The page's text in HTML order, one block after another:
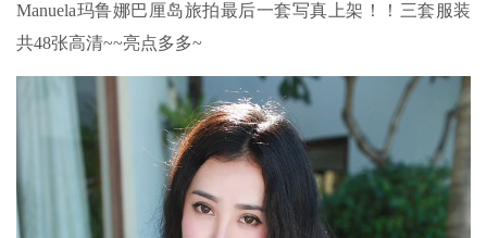
Manuela玛鲁娜巴厘岛旅拍最后一套写真上架！！三套服装
共48张高清~~亮点多多~